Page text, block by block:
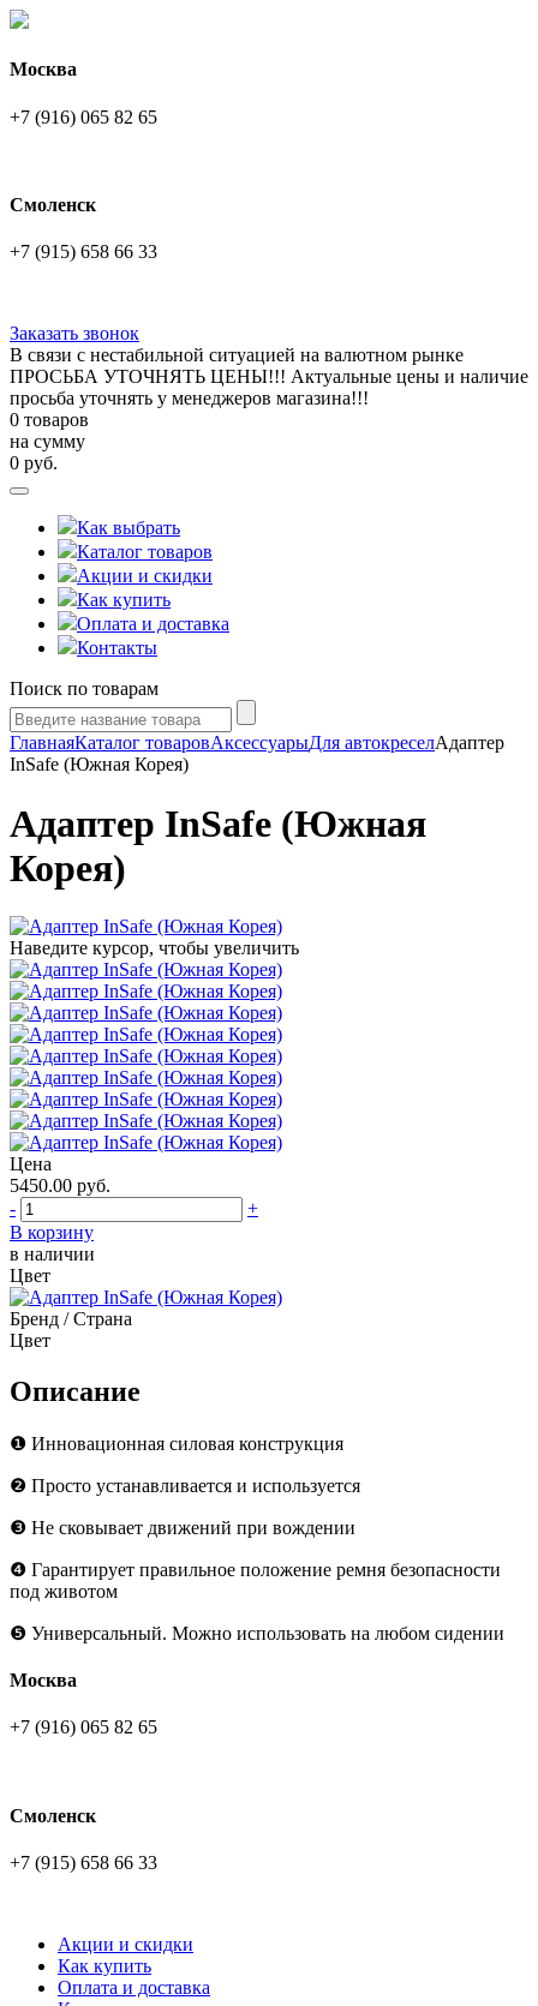
Москва
+7 (916) 065 82 65
Смоленск
+7 (915) 658 66 33
Заказать звонок
В связи с нестабильной ситуацией на валютном рынке
ПРОСЬБА УТОЧНЯТЬ ЦЕНЫ!!! Актуальные цены и наличие
просьба уточнять у менеджеров магазина!!!
0 товаров
на сумму
0 руб.
Как выбрать
Каталог товаров
Акции и скидки
Как купить
Оплата и доставка
Контакты
Поиск по товарам
ГлавнаяКаталог товаровАксессуарыДля автокреселАдаптер
InSafe (Южная Корея)
Адаптер InSafe (Южная
Корея)
Наведите курсор, чтобы увеличить
Цена
5450.00 руб.
-
+
В корзину
в наличии
Цвет
Бренд / Страна
Цвет
Описание
❶ Инновационная силовая конструкция
❷ Просто устанавливается и используется
❸ Не сковывает движений при вождении
❹ Гарантирует правильное положение ремня безопасности
под животом
❺ Универсальный. Можно использовать на любом сидении
Москва
+7 (916) 065 82 65
Смоленск
+7 (915) 658 66 33
Акции и скидки
Как купить
Оплата и доставка